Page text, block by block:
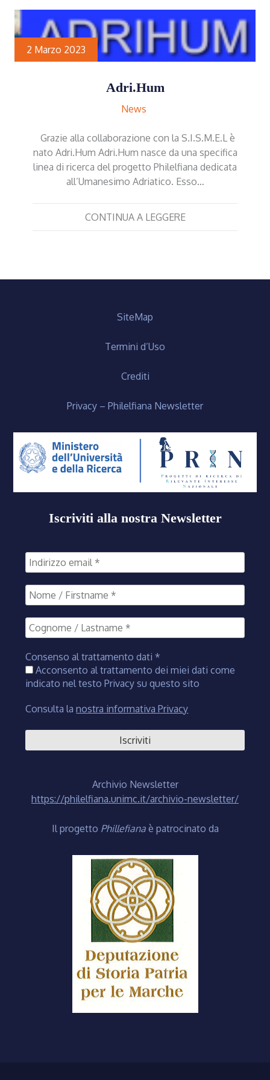
2 Marzo 2023
Adri.Hum
News
Grazie alla collaborazione con la S.I.S.M.E.L è
nato Adri.Hum Adri.Hum nasce da una specifica
linea di ricerca del progetto Philelfiana dedicata
all’Umanesimo Adriatico. Esso…
CONTINUA A LEGGERE
SiteMap
Termini d’Uso
Crediti
Privacy – Philelfiana Newsletter
Iscriviti alla nostra Newsletter
Consenso al trattamento dati *
Acconsento al trattamento dei miei dati come
indicato nel testo Privacy su questo sito
Consulta lanostra informativa Privacy
Archivio Newsletter
https://philelfiana.unimc.it/archivio-newsletter/
Il progetto Phillefiana è patrocinato da